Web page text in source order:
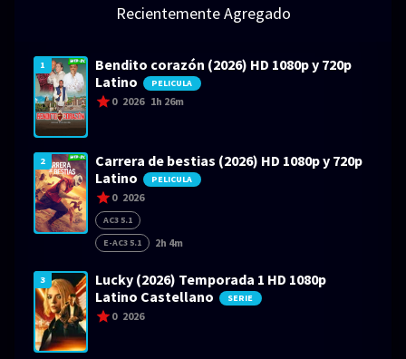
Recientemente Agregado
1
Bendito corazón (2026) HD 1080p y 720p
Latino
PELICULA
0 2026 1h 26m
2
Carrera de bestias (2026) HD 1080p y 720p
Latino
PELICULA
0 2026
AC3 5.1
E-AC3 5.1
2h 4m
3
Lucky (2026) Temporada 1 HD 1080p
Latino Castellano
SERIE
0 2026